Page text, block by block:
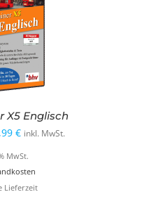
X5 Englisch
€
€Aktueller
Preis
ist:
9,99 €.
inkl. MwSt.
MwSt.
Lieferzeit